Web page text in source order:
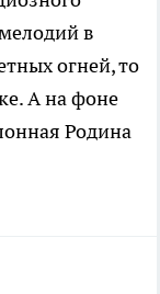
в
огней, то
А на фоне
Родина